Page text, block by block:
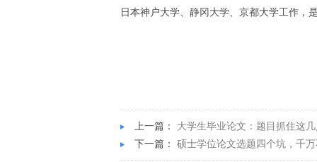
日本神户大学、静冈大学、京都大学工作，
上一篇： 大学生毕业论文：题目抓住这
下一篇：硕士学位论文选题四个坑，千